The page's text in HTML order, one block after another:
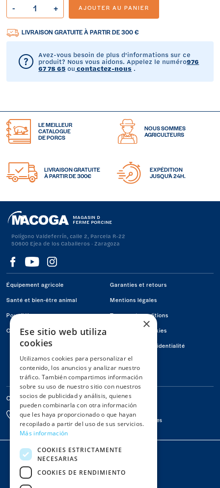
- + AJOUTER AU PANIER
LIVRAISON GRATUITE À PARTIR DE 300 €
Avez-vous besoin de plus d'informations sur ce
produit? Nous vous aidons. Appelez le numéro976
67 78 65 ou contactez-nous .
LE MEILLEUR
CATALOGUE
DE PORCS
NOUS SOMMES
AGRICULTEURS
LIVRAISON GRATUITE
À PARTIR DE 300€
EXPÉDITION
JUSQU'À 24H.
MAGASIN D
FERME PORCINE
Polígono Valdeferrín, calle 2, Parcela R-22
50600 Ejea de los Caballeros · Zaragoza
Visítanos
en
Facebook
Visítanos
en
Youtube
Visítanos
en
Instagram
Équipement agricole
Santé et bien-être animal
Pour l'éleveur
Offers
Garanties et retours
Mentions légales
Termes et conditions
Politique de Cookies
Politique de confidentialité
Conócenos
Contactez-nous
Contactez-nous
976 67 78 65
De 8h à 13h et de 15h à 18h
Par Email
info@macoga.es
Colaboradors
×
Ese sitio web utiliza
cookies
Utilizamos cookies para personalizar el
contenido, los anuncios y analizar nuestro
tráfico. También compartimos información
sobre su uso de nuestro sitio con nuestros
socios de publicidad y análisis, quienes
pueden combinarla con otra información
que les haya proporcionado o que hayan
recopilado a partir del uso de sus servicios.
Más información
COOKIES ESTRICTAMENTE
NECESARIAS
COOKIES DE RENDIMIENTO